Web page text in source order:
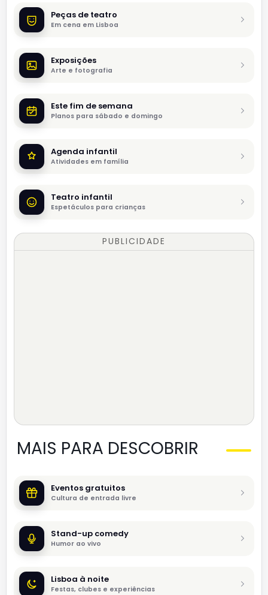
Peças de teatro
Em cena em Lisboa
Exposições
Arte e fotografia
Este fim de semana
Planos para sábado e domingo
Agenda infantil
Atividades em família
Teatro infantil
Espetáculos para crianças
PUBLICIDADE
MAIS PARA DESCOBRIR
Eventos gratuitos
Cultura de entrada livre
Stand-up comedy
Humor ao vivo
Lisboa à noite
Festas, clubes e experiências